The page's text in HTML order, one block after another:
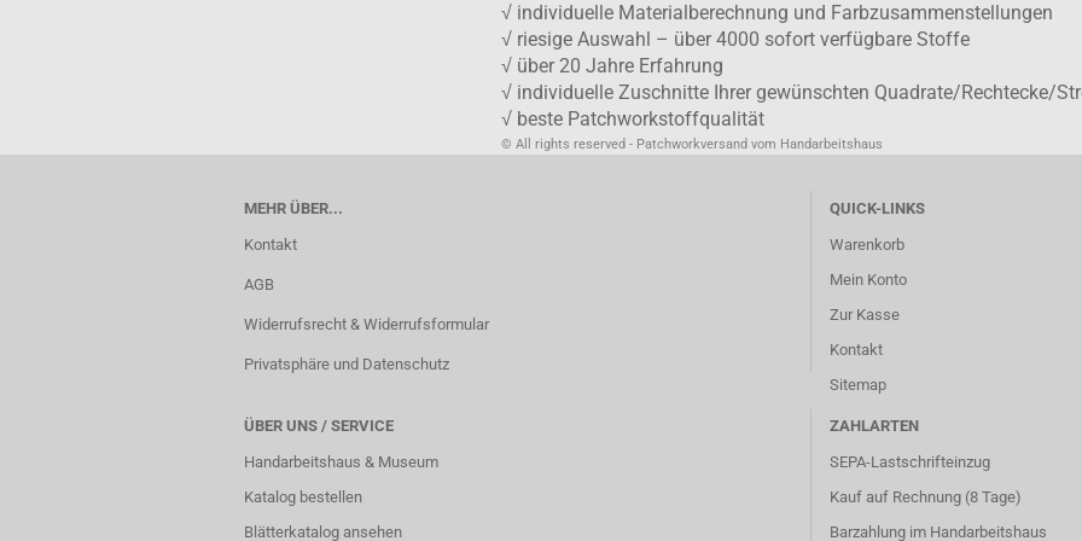
√ individuelle Materialberechnung und Farbzusammenstellungen
√ riesige Auswahl – über 4000 sofort verfügbare Stoffe
√ über 20 Jahre Erfahrung
√ individuelle Zuschnitte Ihrer gewünschten Quadrate/Rechtecke/
√ beste Patchworkstoffqualität
© All rights reserved - Patchworkversand vom Handarbeitshaus
MEHR ÜBER...
Kontakt
AGB
Widerrufsrecht & Widerrufsformular
Privatsphäre und Datenschutz
QUICK-LINKS
Warenkorb
Mein Konto
Zur Kasse
Kontakt
Sitemap
ÜBER UNS / SERVICE
Handarbeitshaus & Museum
Katalog bestellen
Blätterkatalog ansehen
ZAHLARTEN
SEPA-Lastschrifteinzug
Kauf auf Rechnung (8 Tage)
Barzahlung im Handarbeitshaus